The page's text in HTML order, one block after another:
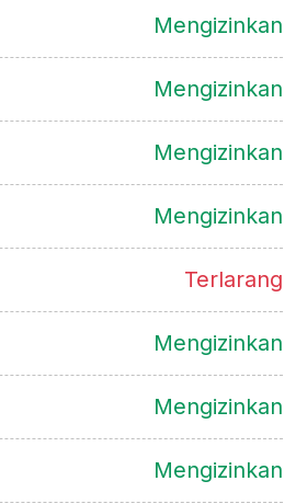
Mengizinkan
Mengizinkan
Mengizinkan
Mengizinkan
Terlarang
Mengizinkan
Mengizinkan
Mengizinkan